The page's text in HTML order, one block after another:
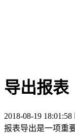
导出报表
2018-08-19 18:01:58
报表导出是一项重